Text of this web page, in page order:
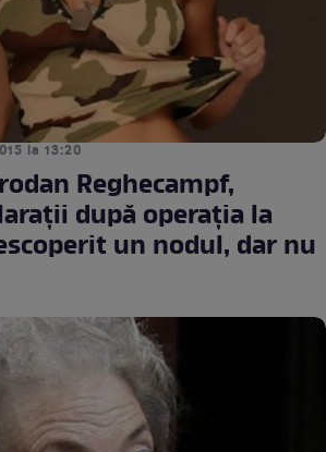
la 13:20
Reghecampf,
după operaţia la
un nodul, dar nu